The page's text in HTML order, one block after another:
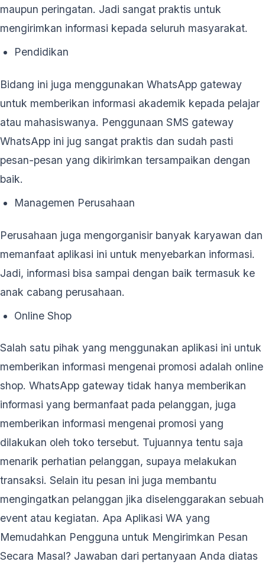
maupun peringatan. Jadi sangat praktis untuk
mengirimkan informasi kepada seluruh masyarakat.
Pendidikan
Bidang ini juga menggunakan WhatsApp gateway
untuk memberikan informasi akademik kepada pelajar
atau mahasiswanya. Penggunaan SMS gateway
WhatsApp ini jug sangat praktis dan sudah pasti
pesan-pesan yang dikirimkan tersampaikan dengan
baik.
Managemen Perusahaan
Perusahaan juga mengorganisir banyak karyawan dan
memanfaat aplikasi ini untuk menyebarkan informasi.
Jadi, informasi bisa sampai dengan baik termasuk ke
anak cabang perusahaan.
Online Shop
Salah satu pihak yang menggunakan aplikasi ini untuk
memberikan informasi mengenai promosi adalah online
shop. WhatsApp gateway tidak hanya memberikan
informasi yang bermanfaat pada pelanggan, juga
memberikan informasi mengenai promosi yang
dilakukan oleh toko tersebut. Tujuannya tentu saja
menarik perhatian pelanggan, supaya melakukan
transaksi. Selain itu pesan ini juga membantu
mengingatkan pelanggan jika diselenggarakan sebuah
event atau kegiatan. Apa Aplikasi WA yang
Memudahkan Pengguna untuk Mengirimkan Pesan
Secara Masal? Jawaban dari pertanyaan Anda diatas